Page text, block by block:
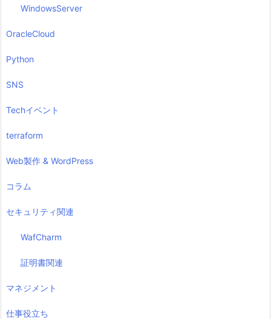
WindowsServer
OracleCloud
Python
SNS
Techイベント
terraform
Web製作 & WordPress
コラム
セキュリティ関連
WafCharm
証明書関連
マネジメント
仕事役立ち